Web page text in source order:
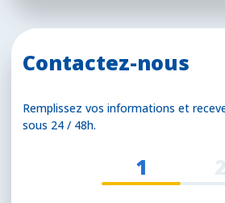
Contactez-nous
Remplissez vos informations et
sous 24 / 48h.
1 2